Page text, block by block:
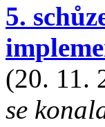
5.
(20. 11.
se